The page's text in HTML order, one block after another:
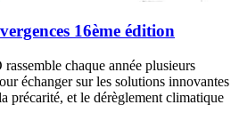
16ème édition
chaque année plusieurs
échanger sur les solutions innovantes
précarité, et le dérèglement climatique